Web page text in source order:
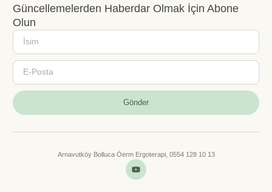
Güncellemelerden Haberdar Olmak İçin Abone
Olun
Gönder
Arnavutköy Bolluca Öerm Ergoterapi, 0554 128 10 13